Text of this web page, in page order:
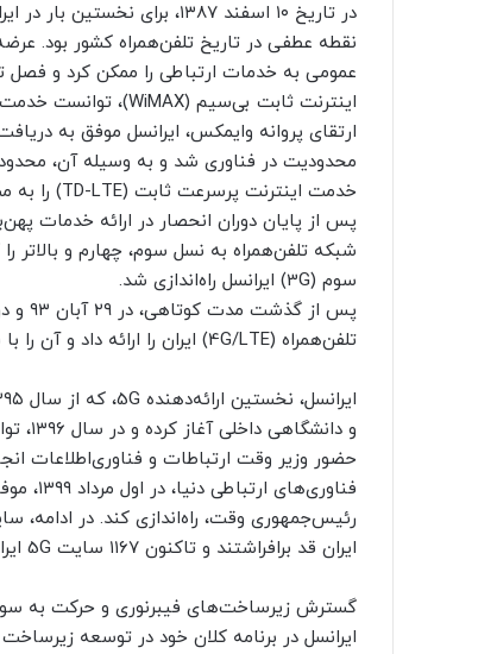
در تاریخ ۱۰ اسفند ۱۳۸۷، برای
نقطه عطفی در تاریخ تلفن‌همراه کشور بود.
عمومی به خدمات ارتباطی را ممکن کرد و فصل
ارتقای پروانه وایمکس، ایرانسل موفق به
محدودیت در فناوری شد و به وسیله آن،
خدمت اینترنت پرسرعت ثابت (TD-LTE) را به مشترکان خود، ارائه کرد.
سوم (3G) ایرانسل راه‌اندازی شد.
پس
تلفن‌همراه (4G/LTE) ایران را ارائه داد و آن را با شتاب چشمگیری، در سراسر کشور عرضه کرد.
و
حضور وزیر وقت ارتباطات و فناوری‌اطلاعات
رئیس‌جمهوری وقت، راه‌اندازی کند. در
ایران قد برافراشتند و تاکنون ۱۱۶۷ سایت 5G ایرانسل، در سطح کشور فعال است.
گسترش زیرساخت‌های فیبرنوری و حرکت به
ایرانسل در برنامه کلان خود در توسعه